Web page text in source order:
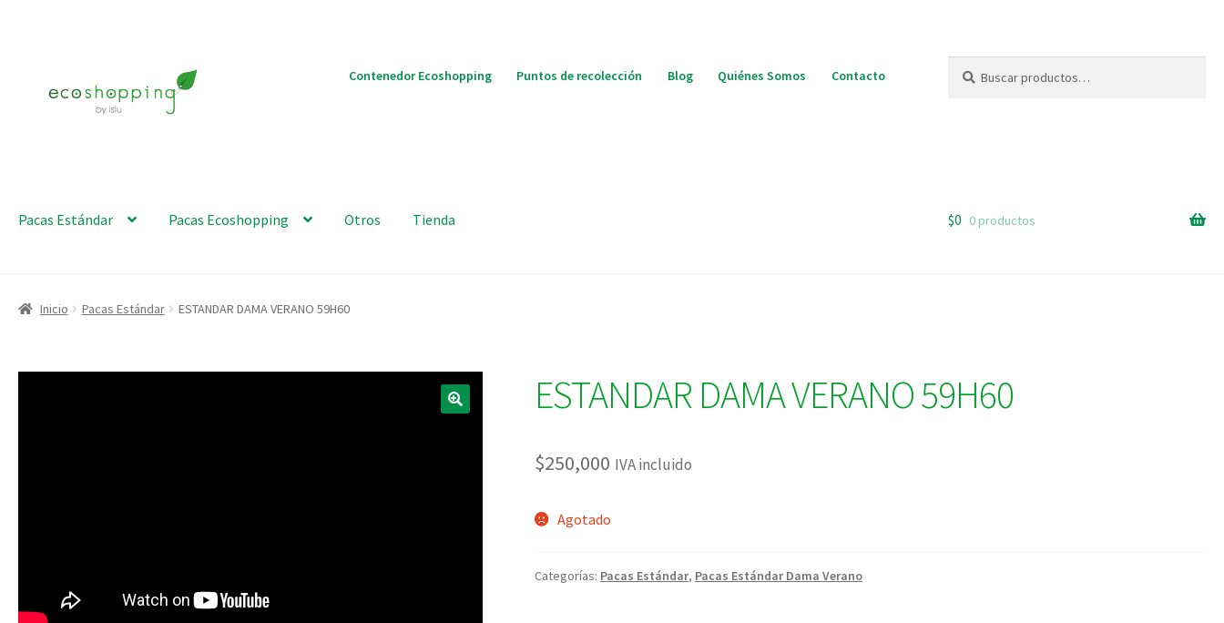
Contenedor Ecoshopping Puntos de recolección Blog Quiénes Somos Contacto
por:
Pacas Estándar Pacas Ecoshopping Otros Tienda $0 0 productos
Inicio Pacas Estándar ESTANDAR DAMA VERANO 59H60
ESTANDAR DAMA VERANO 59H60
$250,000 IVA incluido
Agotado
Categorías: Pacas Estándar, Pacas Estándar Dama Verano